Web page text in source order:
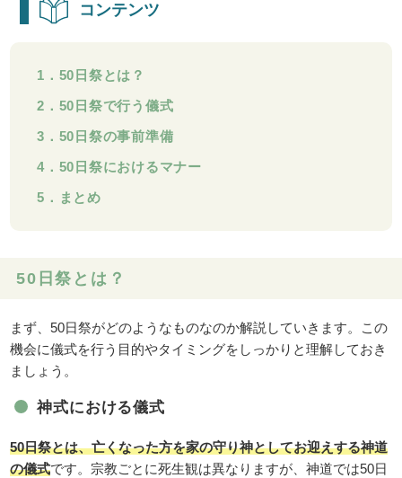
コンテンツ
1．50日祭とは？
2．50日祭で行う儀式
3．50日祭の事前準備
4．50日祭におけるマナー
5．まとめ
50日祭とは？
まず、50日祭がどのようなものなのか解説していきます。この
機会に儀式を行う目的やタイミングをしっかりと理解しておき
ましょう。
神式における儀式
50日祭とは、亡くなった方を家の守り神としてお迎えする神道
の儀式です。宗教ごとに死生観は異なりますが、神道では50日